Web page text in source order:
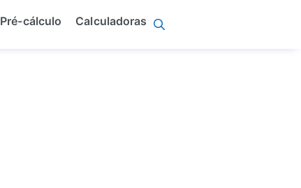
Pré-cálculo Calculadoras